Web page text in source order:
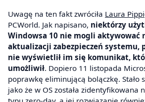
Uwagę na ten fakt zwróciła Laura
PCWorld. Jak napisano, niektórzy
Windowsa 10 nie mogli aktywować
aktualizacji zabezpieczeń systemu,
nie wyświetlił im się komunikat,
umożliwił. Dopiero 11 listopada
poprawkę eliminującą bolączkę. Stało
jako że w OS została zidentyfikowana